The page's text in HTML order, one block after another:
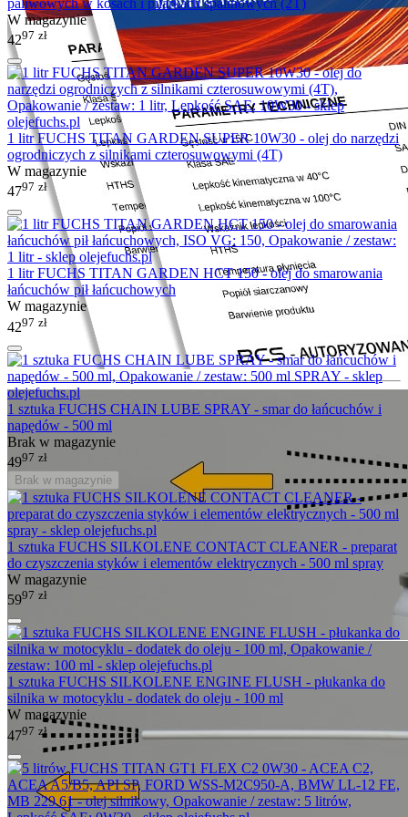
W magazynie
4297 zł
1 litr FUCHS TITAN GARDEN SUPER 10W30 - olej do narzędzi
ogrodniczych z silnikami czterosuwowymi (4T)
W magazynie
4797 zł
1 litr FUCHS TITAN GARDEN HCT 150 - olej do smarowania
łańcuchów pił łańcuchowych
W magazynie
4297 zł
1 sztuka FUCHS CHAIN LUBE SPRAY - smar do łańcuchów i
napędów - 500 ml
Brak w magazynie
4997 zł
Brak w magazynie
1 sztuka FUCHS SILKOLENE CONTACT CLEANER - preparat
do czyszczenia styków i elementów elektrycznych - 500 ml spray
W magazynie
5997 zł
1 sztuka FUCHS SILKOLENE ENGINE FLUSH - płukanka do
silnika w motocyklu - dodatek do oleju - 100 ml
W magazynie
4797 zł